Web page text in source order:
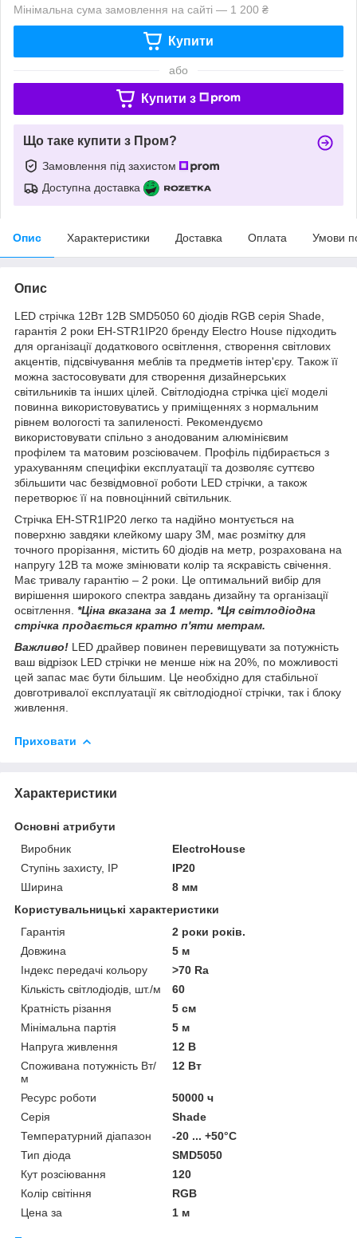
Мінімальна сума замовлення на сайті — 1 200 ₴
Купити
або
Купити з
Що таке купити з Пром?
Замовлення під захистом
Доступна доставка
Опис Характеристики Доставка Оплата Умови
Опис
LED стрічка 12Вт 12В SMD5050 60 діодів RGB серія Shade,
гарантія 2 роки EH-STR1IP20 бренду Electro House підходить
для організації додаткового освітлення, створення світлових
акцентів, підсвічування меблів та предметів інтер'єру. Також її
можна застосовувати для створення дизайнерських
світильників та інших цілей. Світлодіодна стрічка цієї моделі
повинна використовуватись у приміщеннях з нормальним
рівнем вологості та запиленості. Рекомендуємо
використовувати спільно з анодованим алюмінієвим
профілем та матовим розсіювачем.
Профіль підбирається з
урахуванням специфіки експлуатації та дозволяє суттєво
збільшити час безвідмовної роботи LED стрічки, а також
перетворює її на повноцінний світильник.
Стрічка EH-STR1IP20 легко та надійно монтується на
поверхню завдяки клейкому шару 3М, має розмітку для
точного прорізання, містить 60 діодів на метр, розрахована на
напругу 12В та може змінювати колір та яскравість свічення.
Має тривалу гарантію – 2 роки.
Це оптимальний вибір для
вирішення широкого спектра завдань дизайну та організації
освітлення. *Ціна вказана за 1 метр. *Ця світлодіодна
стрічка продається кратно п'яти метрам.
Важливо! LED драйвер повинен перевищувати за потужність
ваш відрізок LED стрічки не менше ніж на 20%, по можливості
цей запас має бути більшим.
Це необхідно для стабільної
довготривалої експлуатації як світлодіодної стрічки, так і блоку
живлення.
Приховати
Характеристики
Основні атрибути
Виробник
ElectroHouse
Ступінь захисту, IP
IP20
Ширина
8 мм
Користувальницькі характеристики
Гарантія
2 роки років.
Довжина
5 м
Індекс передачі кольору
>70 Ra
Кількість світлодіодів, шт./м
60
Кратність різання
5 см
Мінімальна партія
5 м
Напруга живлення
12 В
Споживана потужність Вт/
м
12 Вт
Ресурс роботи
50000 ч
Серія
Shade
Температурний діапазон
-20 ... +50°С
Тип діода
SMD5050
Кут розсіювання
120
Колір світіння
RGB
Цена за
1 м